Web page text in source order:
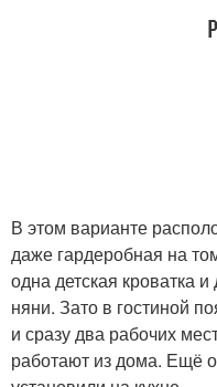
В этом варианте
даже гардеробная на
одна детская кроватка
няни. Зато в гостиной
и сразу два рабочих
работают из дома. Ещё